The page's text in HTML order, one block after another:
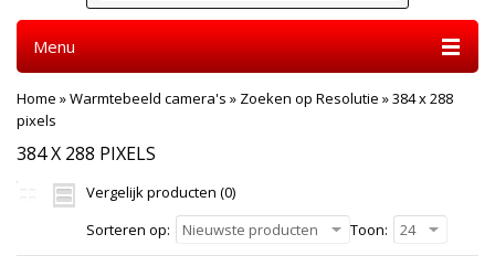
Menu
Home »Warmtebeeld camera's » Zoeken op Resolutie »384 x 288
pixels
384 X 288 PIXELS
Vergelijk producten (0)
Sorteren op:
Nieuwste producten Toon: 24